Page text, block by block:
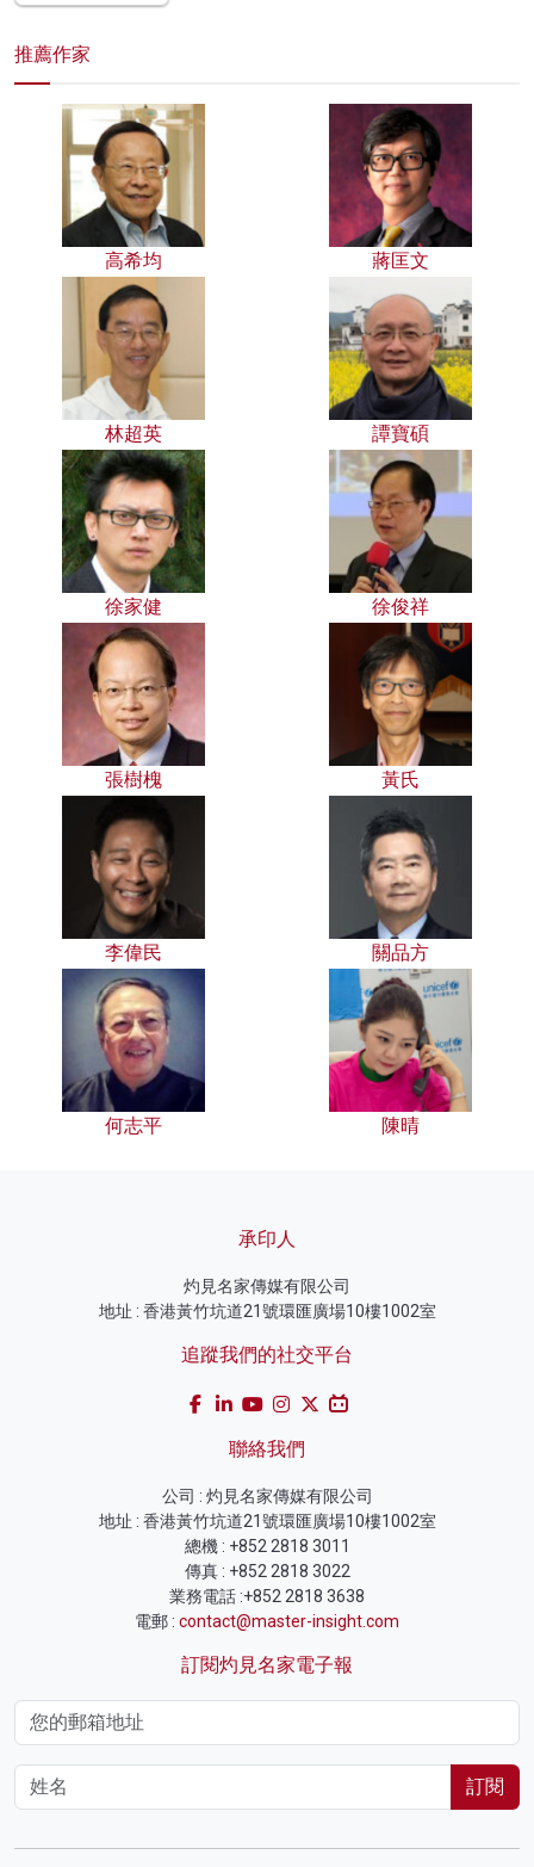
推薦作家
高希均 蔣匡文
林超英 譚寶碩
徐家健 徐俊祥
張樹槐 黃氏
李偉民 關品方
何志平 陳晴
承印人
灼見名家傳媒有限公司
地址 : 香港黃竹坑道21號環匯廣場10樓1002室
追蹤我們的社交平台
聯絡我們
公司 : 灼見名家傳媒有限公司
地址 : 香港黃竹坑道21號環匯廣場10樓1002室
總機 : +852 2818 3011
傳真 : +852 2818 3022
業務電話 :+852 2818 3638
電郵 : contact@master-insight.com
訂閱灼見名家電子報
訂閱